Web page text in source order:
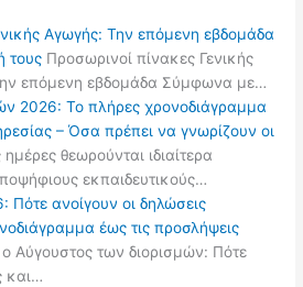
Αγωγής: Την επόμενη εβδομάδα
τους Προσωρινοί πίνακες Γενικής
επόμενη εβδομάδα Σύμφωνα με…
2026: Το πλήρες χρονοδιάγραμμα
– Όσα πρέπει να γνωρίζουν οι
θεωρούνται ιδιαίτερα
εκπαιδευτικούς…
Πότε ανοίγουν οι δηλώσεις
έως τις προσλήψεις
ο Αύγουστος των διορισμών: Πότε
και…